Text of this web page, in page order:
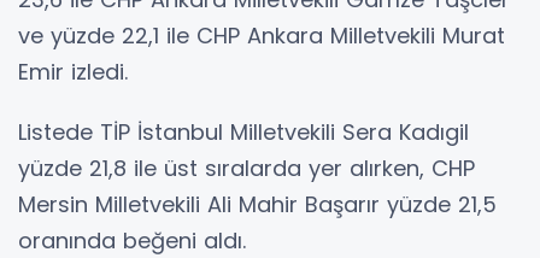
ve yüzde 22,1 ile CHP Ankara Milletvekili Murat
Emir izledi.
Listede TİP İstanbul Milletvekili Sera Kadıgil
yüzde 21,8 ile üst sıralarda yer alırken, CHP
Mersin Milletvekili Ali Mahir Başarır yüzde 21,5
oranında beğeni aldı.